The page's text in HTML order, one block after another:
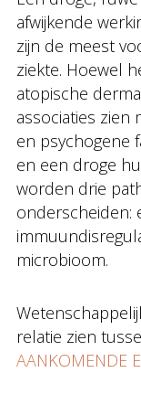
afwijkende
zijn de meest
ziekte. Hoewel
atopische
associaties zien
en psychogene
en een droge
worden drie
onderscheiden:
microbioom.
relatie zien
AANKOMENDE